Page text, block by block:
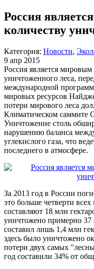
Россия
количеству
Категория: Новости,
9 апр 2015
Россия является
уничтоженного леса,
международной
мировых ресурсов
потери мирового леса
Климатическом саммите
Уничтожение столь
нарушению баланса
углекислого газа, что
последнего в атмосфере.
За 2013 год в России
это больше четверти
составляют 18 млн
уничтожено примерно 37
составил лишь 1,4 млн
здесь было уничтожено
потери двух самых
год составили 34% от